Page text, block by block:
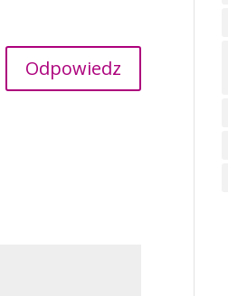
Odpowiedz